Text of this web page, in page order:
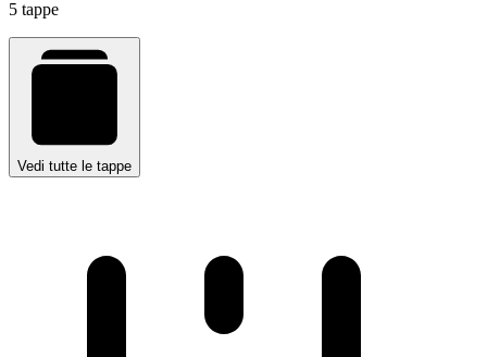
5 tappe
Vedi tutte le tappe